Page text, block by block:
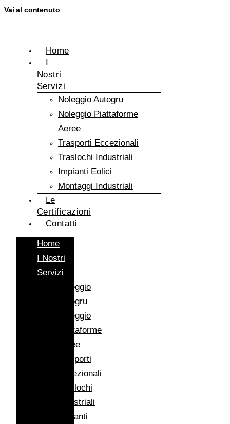
Vai al contenuto
Home
Nostri
Servizi
Noleggio Autogru
Noleggio Piattaforme
Aeree
Trasporti Eccezionali
Traslochi Industriali
Impianti Eolici
Montaggi Industriali
Le
Certificazioni
Contatti
Home
I Nostri
Servizi
Noleggio
Autogru
Noleggio
Piattaforme
Aeree
Trasporti
Eccezionali
Traslochi
Industriali
Impianti